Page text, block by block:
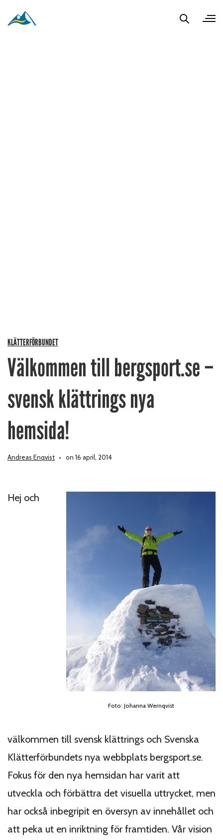
KLÄTTERFÖRBUNDET
Välkommen till bergsport.se –
svensk klättrings nya
hemsida!
Andreas Enqvist on 16 april, 2014
Foto: Johanna Wernqvist
Hej och
välkommen till svensk klättrings och Svenska
Klätterförbundets nya webbplats bergsport.se.
Fokus för den nya hemsidan har varit att
utveckla och förbättra det visuella uttrycket, men
har också inbegripit en översyn av innehållet och
att peka ut en inriktning för framtiden. Vår vision